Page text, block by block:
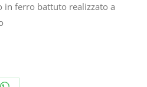
in ferro battuto realizzato a